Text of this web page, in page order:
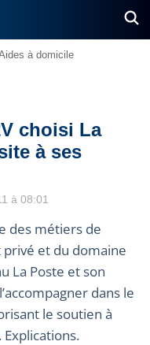
à domicile
choisi La
à ses
à 08:01
des métiers de
privé et du domaine
La Poste et son
dans le
le soutien à